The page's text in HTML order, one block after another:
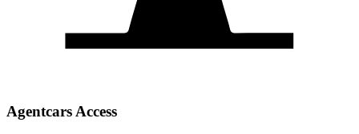
Agentcars Access